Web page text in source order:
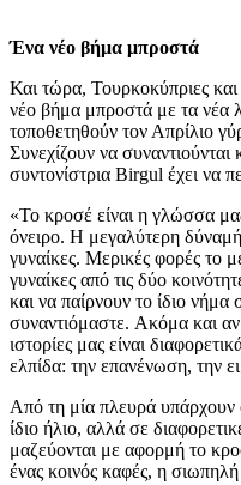
Ένα νέο βήμα μπροστά
Και τώρα, Τουρκοκύπριες
νέο βήμα μπροστά με τα νέα
τοποθετηθούν τον Απρίλιο
Συνεχίζουν να
συντονίστρια Birgul έχει να
«Το κροσέ είναι η γλώσσα
όνειρο. Η μεγαλύτερη δύναμή
γυναίκες. Μερικές φορές το
γυναίκες από τις δύο
και να παίρνουν το ίδιο νήμα
συναντιόμαστε. Ακόμα και
ιστορίες μας είναι
ελπίδα: την επανένωση, την
Από τη μία πλευρά υπάρχουν
ίδιο ήλιο, αλλά σε
μαζεύονται με αφορμή το
ένας κοινός καφές, η